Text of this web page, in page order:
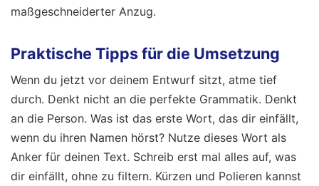
maßgeschneiderter Anzug.
Praktische Tipps für die Umsetzung
Wenn du jetzt vor deinem Entwurf sitzt, atme tief
durch. Denkt nicht an die perfekte Grammatik. Denkt
an die Person. Was ist das erste Wort, das dir einfällt,
wenn du ihren Namen hörst? Nutze dieses Wort als
Anker für deinen Text. Schreib erst mal alles auf, was
dir einfällt, ohne zu filtern. Kürzen und Polieren kannst